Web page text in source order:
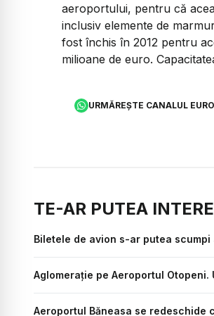
aeroportului, pentru că
inclusiv elemente de
fost închis în 2012 pentru
milioane de euro.
URMĂREȘTE CANALUL
TE-AR PUTEA
Biletele de avion s-ar putea
Aglomerație pe Aeroportul
Aeroportul Băneasa se redeschide